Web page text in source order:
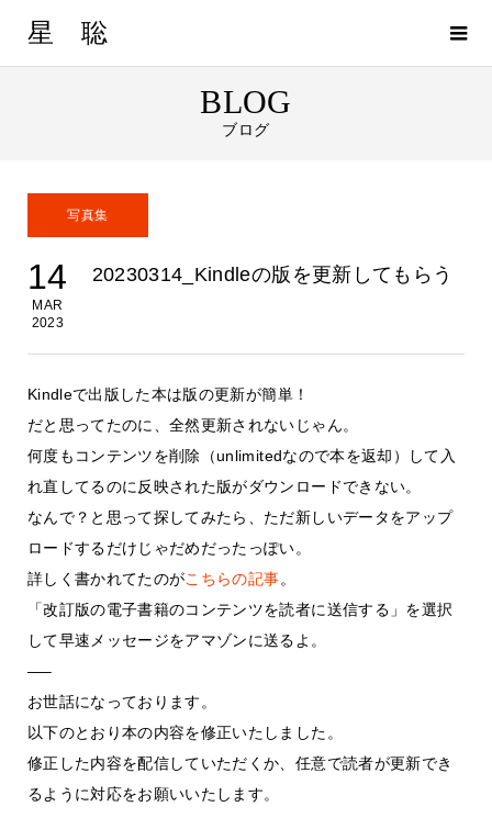
星 聡
BLOG
ブログ
写真集
14
MAR
2023
20230314_Kindleの版を更新してもらう
Kindleで出版した本は版の更新が簡単！
だと思ってたのに、全然更新されないじゃん。
何度もコンテンツを削除（unlimitedなので本を返却）して入
れ直してるのに反映された版がダウンロードできない。
なんで？と思って探してみたら、ただ新しいデータをアップ
ロードするだけじゃだめだったっぽい。
詳しく書かれてたのがこちらの記事。
「改訂版の電子書籍のコンテンツを読者に送信する」を選択
して早速メッセージをアマゾンに送るよ。
—–
お世話になっております。
以下のとおり本の内容を修正いたしました。
修正した内容を配信していただくか、任意で読者が更新でき
るように対応をお願いいたします。